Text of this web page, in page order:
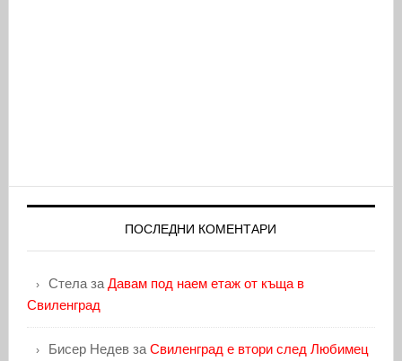
ПОСЛЕДНИ КОМЕНТАРИ
Стелаза Давам под наем етаж от къща в
Свиленград
Бисер Недевза Свиленград е втори след Любимец